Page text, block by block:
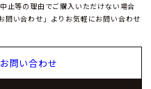
止等の理由でご購入いただけない場合
問い合わせ」よりお気軽にお問い合わせ
問い合わせ